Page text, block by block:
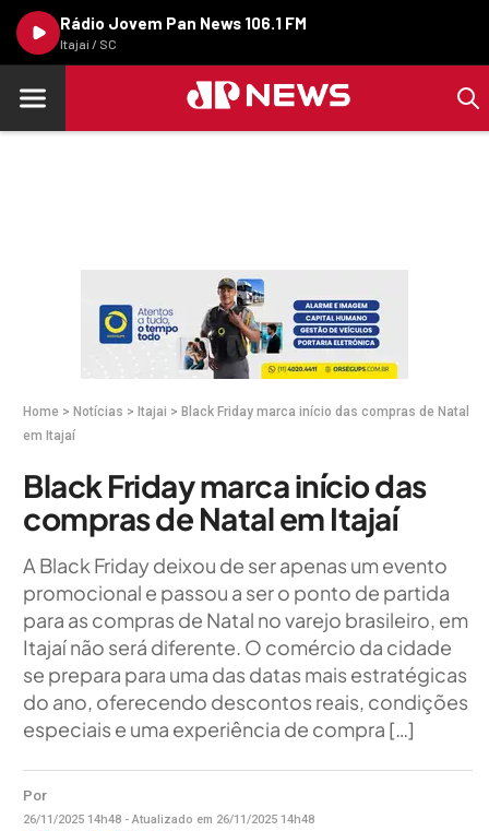
Rádio Jovem Pan News 106.1 FM
Itajaí / SC
Home > Notícias > Itajai > Black Friday marca início das compras de Natal
em Itajaí
Black Friday marca início das
compras de Natal em Itajaí
A Black Friday deixou de ser apenas um evento
promocional e passou a ser o ponto de partida
para as compras de Natal no varejo brasileiro, em
Itajaí não será diferente. O comércio da cidade
se prepara para uma das datas mais estratégicas
do ano, oferecendo descontos reais, condições
especiais e uma experiência de compra […]
Por
26/11/2025 14h48 - Atualizado em 26/11/2025 14h48